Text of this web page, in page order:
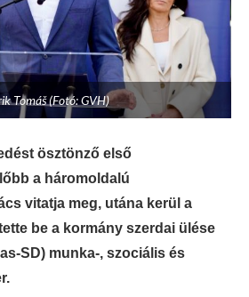
Tomáš (Fotó: GVH)
ösztönző első
a háromoldalú
vitatja meg, utána kerül a
be a kormány szerdai ülése
SD) munka-, szociális és